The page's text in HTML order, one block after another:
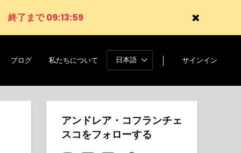
終了まで 09:13:58
ブログ 私たちについて 日本語 サインイン
アンドレア・コフランチェ
スコをフォローする